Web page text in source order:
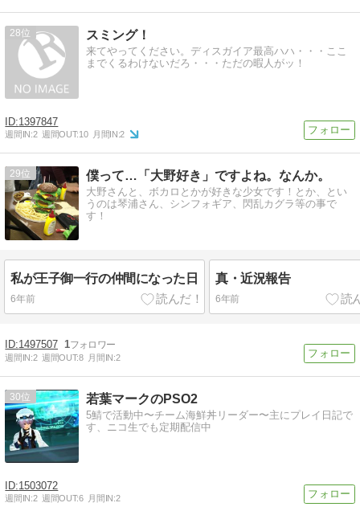
28 スミング！
来てやってください。ディスガイア最高ハハ・・・ここ
までくるわけないだろ・・・ただの暇人がッ！
1397847
週間IN:2 週間OUT:10 月間IN:2
29 僕って…「大野好き」ですよね。なんか。
大野さんと、ボカロとかが好きな少女です！とか、とい
うのは琴浦さん、シンフォギア、閃乱カグラ等の事で
す！
私が王子御一行の仲間になった日
6年前
真・近況報告
6年前
1497507 1
週間IN:2 週間OUT:8 月間IN:2
30 若葉マークのPSO2
5鯖で活動中〜チーム海鮮丼リーダー〜主にプレイ日記で
す、ニコ生でも定期配信中
1503072
週間IN:2 週間OUT:6 月間IN:2